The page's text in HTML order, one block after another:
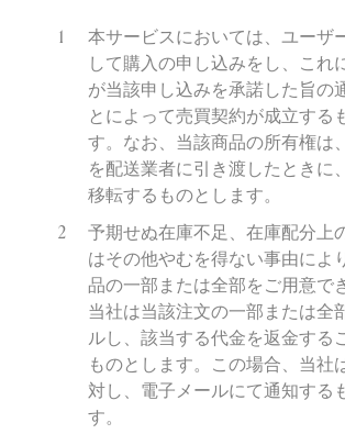
本サービスにおいては、ユーザ
して購入の申し込みをし、これ
が当該申し込みを承諾した旨の
とによって売買契約が成立する
す。なお、当該商品の所有権は
を配送業者に引き渡したときに
移転するものとします。
予期せぬ在庫不足、在庫配分上
はその他やむを得ない事由によ
品の一部または全部をご用意で
当社は当該注文の一部または全
ルし、該当する代金を返金する
ものとします。この場合、当社
対し、電子メールにて通知する
す。